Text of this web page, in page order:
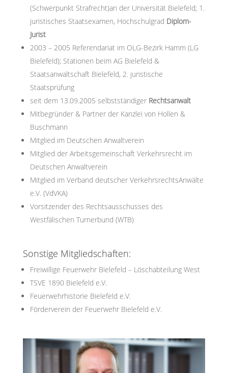
(Schwerpunkt Strafrecht)an der Universität Bielefeld; 1.
juristisches Staatsexamen, Hochschulgrad Diplom-
Jurist
2003 – 2005 Referendariat im OLG-Bezirk Hamm (LG
Bielefeld); Stationen beim AG Bielefeld &
Staatsanwaltschaft Bielefeld, 2. juristische
Staatsprüfung
seit dem 13.09.2005 selbstständiger Rechtsanwalt
Mitbegründer & Partner der Kanzlei von Hollen &
Buschmann
Mitglied im Deutschen Anwaltverein
Mitglied der Arbeitsgemeinschaft Verkehrsrecht im
Deutschen Anwaltverein
Mitglied im Verband deutscher VerkehrsrechtsAnwälte
e.V. (VdVKA)
Vorsitzender des Rechtsausschusses des
Westfälischen Turnerbund (WTB)
Sonstige Mitgliedschaften:
Freiwillige Feuerwehr Bielefeld – Löschabteilung West
TSVE 1890 Bielefeld e.V.
Feuerwehrhistorie Bielefeld e.V.
Förderverein der Feuerwehr Bielefeld e.V.